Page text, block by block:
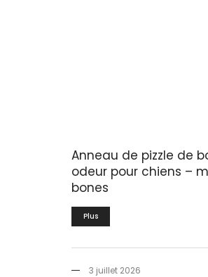
Anneau de pizzle de
odeur pour chiens –
bones
Plus
3 juillet 2026